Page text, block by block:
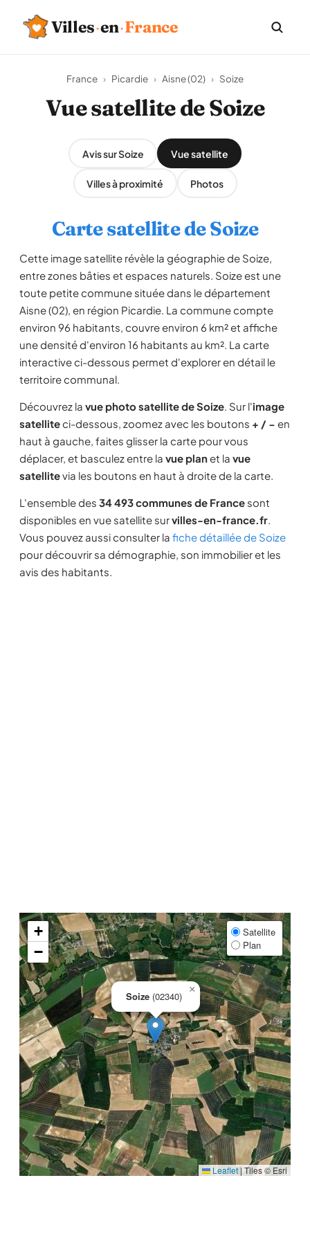
Villes·en·France
France › Picardie › Aisne (02) › Soize
Vue satellite de Soize
Avis sur Soize Vue satellite
Villes à proximité Photos
Carte satellite de Soize
Cette image satellite révèle la géographie de Soize,
entre zones bâties et espaces naturels. Soize est une
toute petite commune située dans le département
Aisne (02), en région Picardie. La commune compte
environ 96 habitants, couvre environ 6 km² et affiche
une densité d'environ 16 habitants au km². La carte
interactive ci-dessous permet d'explorer en détail le
territoire communal.
Découvrez la vue photo satellite de Soize. Sur l'image
satelliteci-dessous, zoomez avec les boutons + / − en
haut à gauche, faites glisser la carte pour vous
déplacer, et basculez entre la vue planet la vue
satellitevia les boutons en haut à droite de la carte.
L'ensemble des 34 493 communes de France sont
disponibles en vue satellite survilles-en-france.fr.
Vous pouvez aussi consulter la fiche détaillée de Soize
pour découvrir sa démographie, son immobilier et les
avis des habitants.
Soize (02340)
×
+
−
Satellite
Plan
Leaflet |Tiles © Esri